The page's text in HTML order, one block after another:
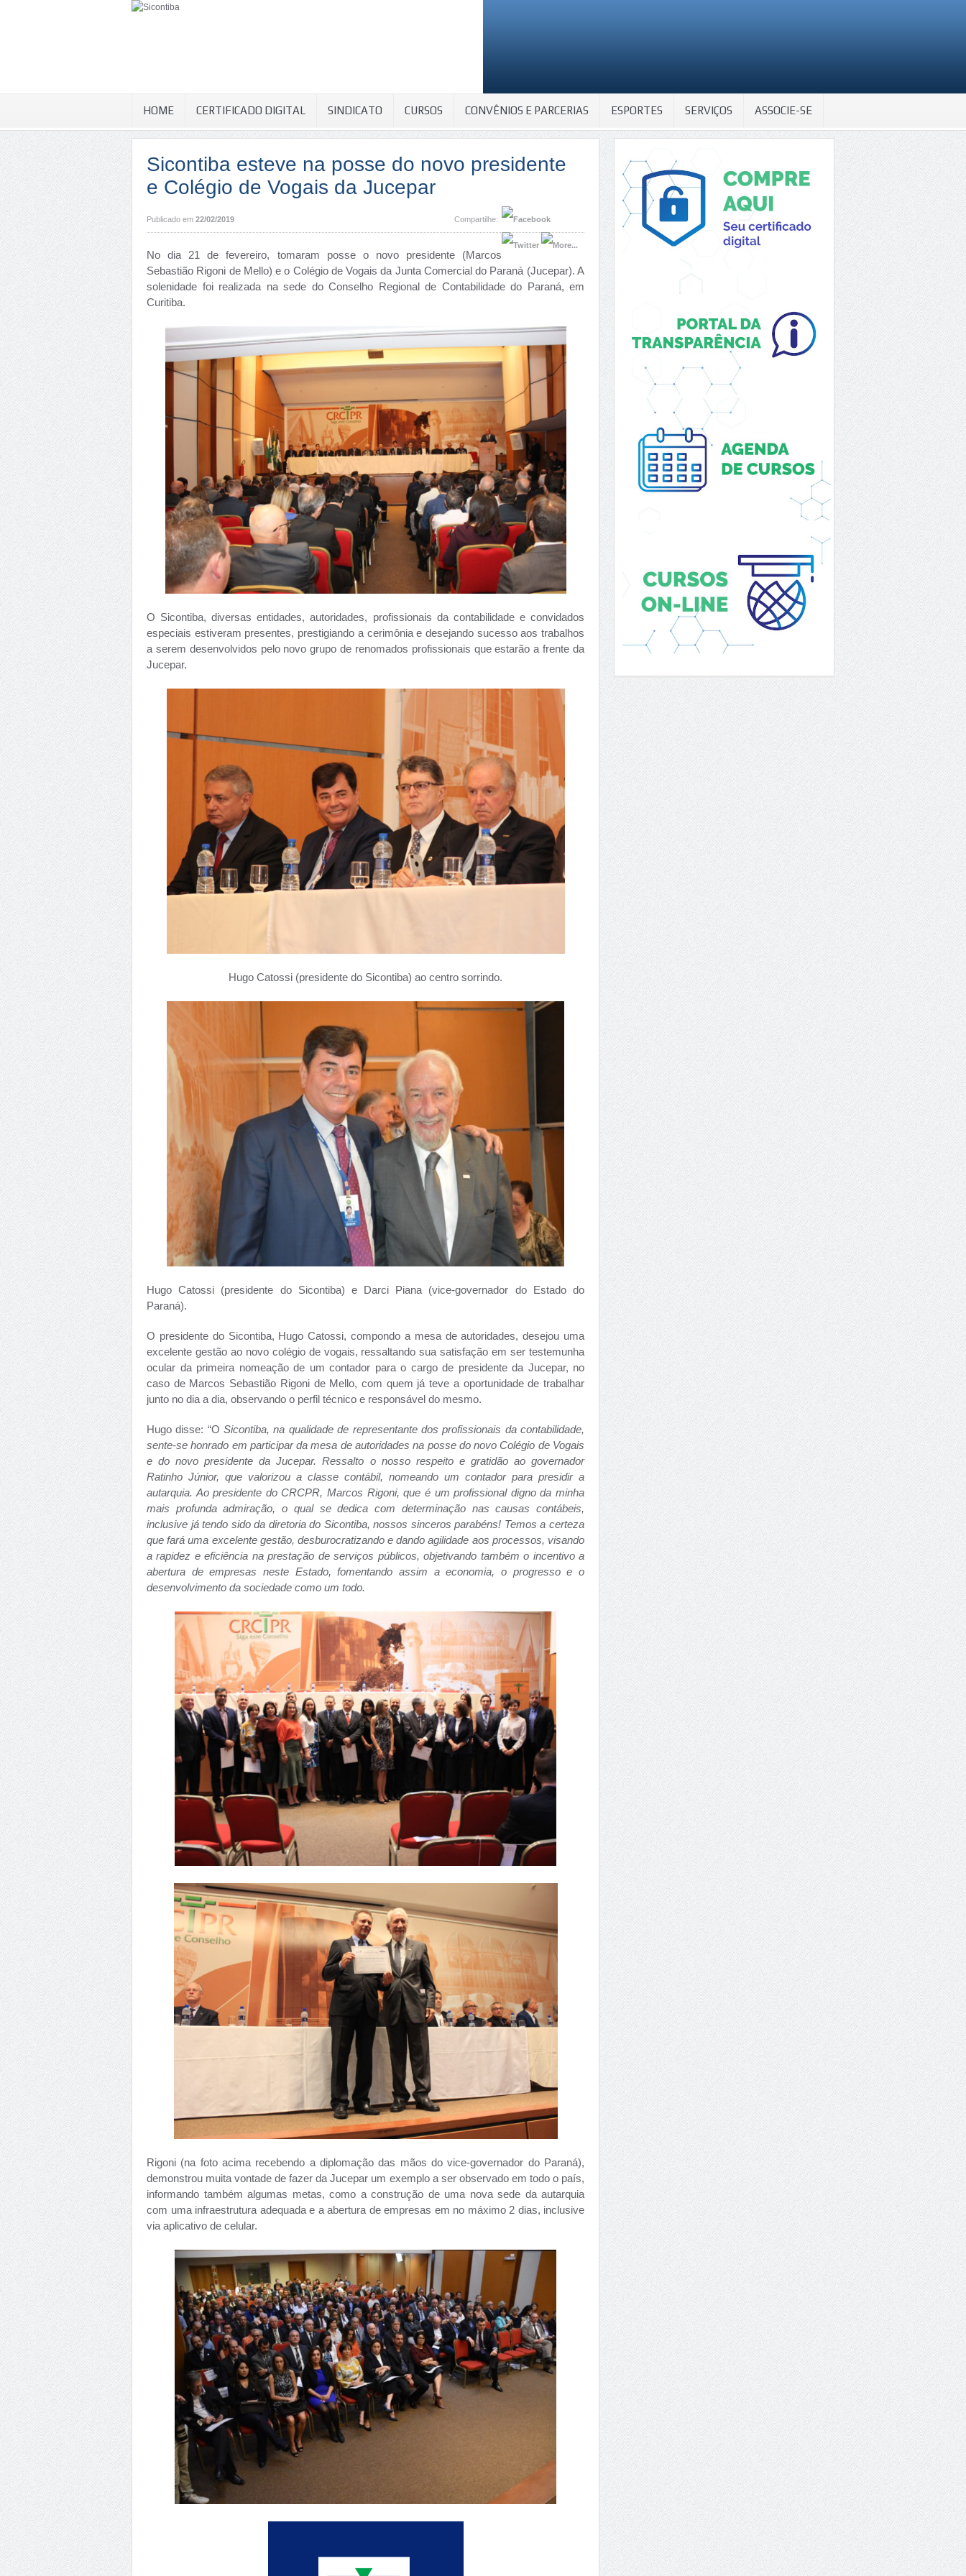
HOME CERTIFICADO DIGITAL SINDICATO CURSOS CONVÊNIOS E PARCERIAS ESPORTES SERVIÇOS ASSOCIE-SE
Sicontiba esteve na posse do novo presidente
e Colégio de Vogais da Jucepar
Publicado em 22/02/2019 Compartilhe:
No dia 21 de fevereiro, tomaram posse o novo presidente (Marcos
Sebastião Rigoni de Mello) e o Colégio de Vogais da Junta Comercial do Paraná (Jucepar). A
solenidade foi realizada na sede do Conselho Regional de Contabilidade do Paraná, em
Curitiba.
O Sicontiba, diversas entidades, autoridades, profissionais da contabilidade e convidados
especiais estiveram presentes, prestigiando a cerimônia e desejando sucesso aos trabalhos
a serem desenvolvidos pelo novo grupo de renomados profissionais que estarão a frente da
Jucepar.
Hugo Catossi (presidente do Sicontiba) ao centro sorrindo.
Hugo Catossi (presidente do Sicontiba) e Darci Piana (vice-governador do Estado do
Paraná).
O presidente do Sicontiba, Hugo Catossi, compondo a mesa de autoridades, desejou uma
excelente gestão ao novo colégio de vogais, ressaltando sua satisfação em ser testemunha
ocular da primeira nomeação de um contador para o cargo de presidente da Jucepar, no
caso de Marcos Sebastião Rigoni de Mello, com quem já teve a oportunidade de trabalhar
junto no dia a dia, observando o perfil técnico e responsável do mesmo.
Hugo disse: “OSicontiba, na qualidade de representante dos profissionais da contabilidade,
sente-se honrado em participar da mesa de autoridades na posse do novo Colégio de Vogais
e do novo presidente da Jucepar. Ressalto o nosso respeitoe gratidão ao governador
Ratinho Júnior, que valorizou a classe contábil, nomeando um contador para presidir a
autarquia. Ao presidente do CRCPR, Marcos Rigoni, que é um profissional digno da minha
mais profunda admiração, o qual se dedica com determinação nas causas contábeis,
inclusive já tendo sido da diretoria do Sicontiba, nossos sinceros parabéns! Temos a certeza
que fará uma excelente gestão, desburocratizando e dando agilidade aos processos, visando
a rapidez e eficiência na prestação de serviços públicos, objetivando também o incentivo a
abertura de empresas neste Estado, fomentando assim a economia, o progresso e o
desenvolvimento da sociedade como um todo.
Rigoni (na foto acima recebendo a diplomação das mãos do vice-governador do Paraná),
demonstrou muita vontade de fazer da Jucepar um exemplo a ser observado em todo o país,
informando também algumas metas, como a construção de uma nova sede da autarquia
com uma infraestrutura adequada e a abertura de empresas em no máximo 2 dias, inclusive
via aplicativo de celular.